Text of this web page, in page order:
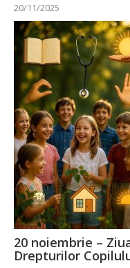
20/11/2025
20 noiembrie –
Drepturilor